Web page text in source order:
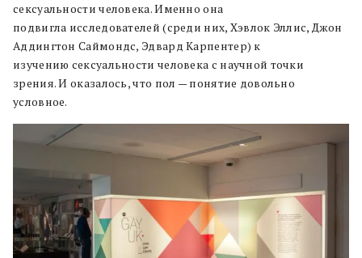
сексуальности человека. Именно она
подвигла исследователей (среди них, Хэвлок Эллис, Джон
Аддингтон Саймондс, Эдвард Карпентер) к
изучению сексуальности человека с научной точки
зрения. И оказалось, что пол — понятие довольно
условное.